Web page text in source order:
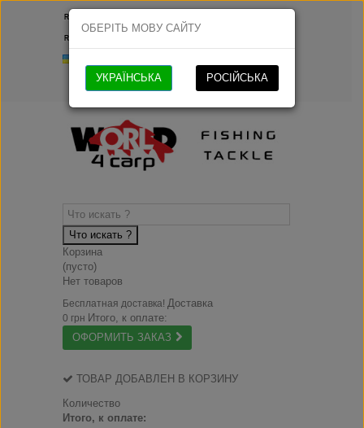
Что искать ?
Корзина
(пусто)
Нет товаров
Бесплатная доставка! Доставка
0 грн Итого, к оплате:
ОФОРМИТЬ ЗАКАЗ
ТОВАР ДОБАВЛЕН В КОРЗИНУ
Количество
Итого, к оплате:
ОБЕРІТЬ МОВУ САЙТУ
УКРАЇНСЬКА РОСІЙСЬКА